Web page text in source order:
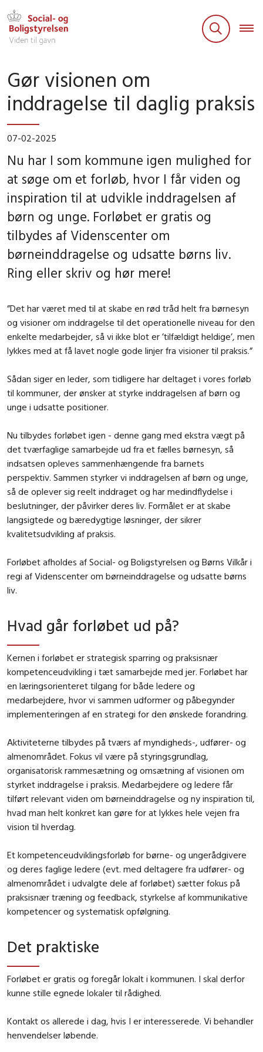
Gør visionen om
inddragelse til daglig praksis
07-02-2025
Nu har I som kommune igen mulighed for
at søge om et forløb, hvor I får viden og
inspiration til at udvikle inddragelsen af
børn og unge. Forløbet er gratis og
tilbydes af Videnscenter om
børneinddragelse og udsatte børns liv.
Ring eller skriv og hør mere!
”Det har været med til at skabe en rød tråd helt fra børnesyn
og visioner om inddragelse til det operationelle niveau for den
enkelte medarbejder, så vi ikke blot er ’tilfældigt heldige’, men
lykkes med at få lavet nogle gode linjer fra visioner til praksis.”
Sådan siger en leder, som tidligere har deltaget i vores forløb
til kommuner, der ønsker at styrke inddragelsen af børn og
unge i udsatte positioner.
Nu tilbydes forløbet igen - denne gang med ekstra vægt på
det tværfaglige samarbejde ud fra et fælles børnesyn, så
indsatsen opleves sammenhængende fra barnets
perspektiv. Sammen styrker vi inddragelsen af børn og unge,
så de oplever sig reelt inddraget og har medindflydelse i
beslutninger, der påvirker deres liv. Formålet er at skabe
langsigtede og bæredygtige løsninger, der sikrer
kvalitetsudvikling af praksis.
Forløbet afholdes af Social- og Boligstyrelsen og Børns Vilkår i
regi af Videnscenter om børneinddragelse og udsatte børns
liv.
Hvad går forløbet ud på?
Kernen i forløbet er strategisk sparring og praksisnær
kompetenceudvikling i tæt samarbejde med jer. Forløbet har
en læringsorienteret tilgang for både ledere og
medarbejdere, hvor vi sammen udformer og påbegynder
implementeringen af en strategi for den ønskede forandring.
Aktiviteterne tilbydes på tværs af myndigheds-, udfører- og
almenområdet. Fokus vil være på styringsgrundlag,
organisatorisk rammesætning og omsætning af visionen om
styrket inddragelse i praksis. Medarbejdere og ledere får
tilført relevant viden om børneinddragelse og ny inspiration til,
hvad man helt konkret kan gøre for at lykkes hele vejen fra
vision til hverdag.
Et kompetenceudviklingsforløb for børne- og ungerådgivere
og deres faglige ledere (evt. med deltagere fra udfører- og
almenområdet i udvalgte dele af forløbet) sætter fokus på
praksisnær træning og feedback, styrkelse af kommunikative
kompetencer og systematisk opfølgning.
Det praktiske
Forløbet er gratis og foregår lokalt i kommunen. I skal derfor
kunne stille egnede lokaler til rådighed.
Kontakt os allerede i dag, hvis I er interesserede. Vi behandler
henvendelser løbende.